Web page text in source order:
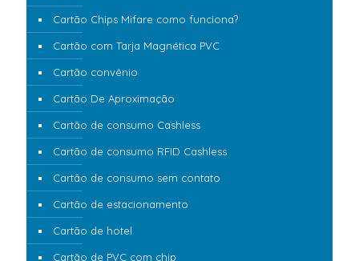
Cartão Chips Mifare como funciona?
Cartão com Tarja Magnética PVC
Cartão convênio
Cartão De Aproximação
Cartão de consumo Cashless
Cartão de consumo RFID Cashless
Cartão de consumo sem contato
Cartão de estacionamento
Cartão de hotel
Cartão de PVC com chip